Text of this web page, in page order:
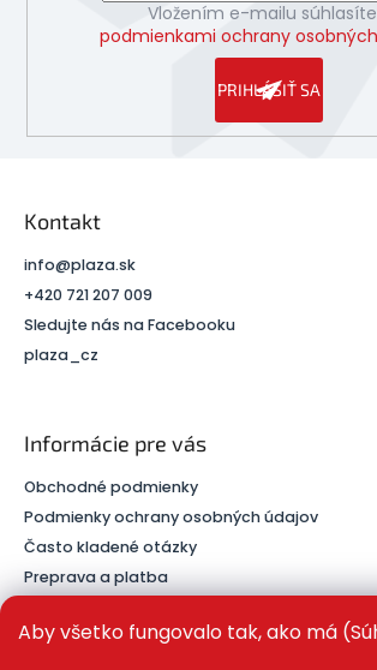
Aby všetko fungovalo tak, ako má
Vložením e-mailu
podmienkami ochrany
PRIHLÁSIŤ SA
Kontakt
info@plaza.sk
+420 721 207 009
Sledujte nás na Facebooku
plaza_cz
Informácie pre vás
Obchodné podmienky
Podmienky ochrany osobných údajov
Často kladené otázky
Preprava a platba